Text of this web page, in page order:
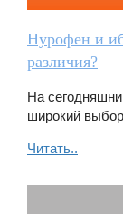
Нурофен и
различия?
На
широкий
Читать..